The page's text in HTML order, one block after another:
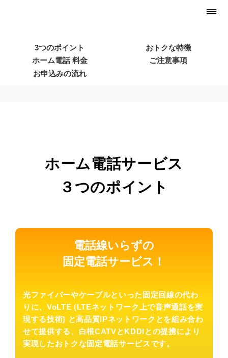
光ファイバーやケーブルといった固
定回線の代わりに、VoLTEと高品質IP
3つのポイント
おトクな特徴
ホーム電話 料金
ご注意事項
お申込みの流れ
ホーム電話サービス
３つのポイント
電話線いらずの
固定電話サービス ！
光ファイバーやケーブルといった固定回線の代わ
りに、VoLTE (LTEネットワーク上で音声通話を実
現する技術) と高品質IPネットワークとを組み合わ
せて提供する、白根CATVとKDDIとの提携により
実現したおトクな固定電話サービスです。